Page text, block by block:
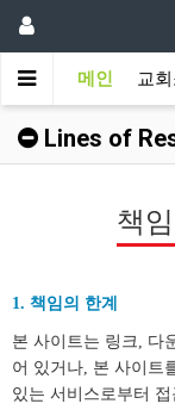
메인 교
Lines of
책
1. 책임의 한계
본 사이트는 링크, 다
어 있거나, 본 사이트
있는 서비스로부터